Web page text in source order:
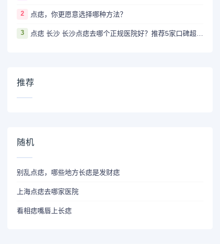
2 点痣，你更愿意选择哪种方法？
3 点痣 长沙 长沙点痣去哪个正规医院好？推荐5家口碑超棒且价格实惠的好医院
推荐
随机
别乱点痣，哪些地方长痣是发财痣
上海点痣去哪家医院
看相痣嘴唇上长痣